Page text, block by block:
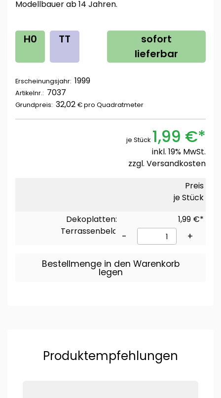
Modellbauer ab 14 Jahren.
H0 TT
sofort
lieferbar
Erscheinungsjahr: 1999
Artikelnr.: 7037
Grundpreis: 32,02 € pro Quadratmeter
je Stück 1,99 €*
inkl. 19% MwSt.
zzgl. Versandkosten
Preis
je Stück
Dekoplatten:
Terrassenbelag
1,99 €*
- +
Bestellmenge in den Warenkorb
legen
Produktempfehlungen